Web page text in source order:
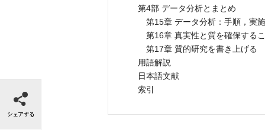
第4部 データ分析とまとめ
第15章 データ分析：手順，実
第16章 真実性と質を確保する
第17章 質的研究を書き上げる
用語解説
日本語文献
索引